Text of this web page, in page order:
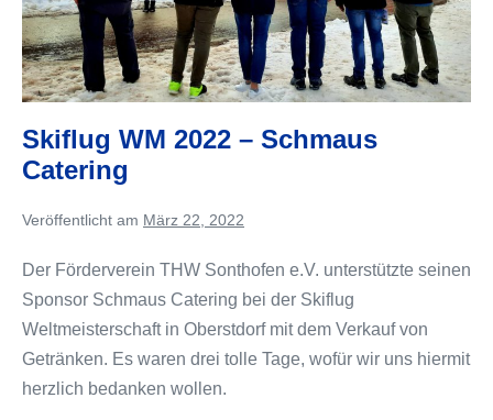
Skiflug WM 2022 – Schmaus
Catering
Veröffentlicht am März 22, 2022
Der Förderverein THW Sonthofen e.V. unterstützte seinen
Sponsor Schmaus Catering bei der Skiflug
Weltmeisterschaft in Oberstdorf mit dem Verkauf von
Getränken. Es waren drei tolle Tage, wofür wir uns hiermit
herzlich bedanken wollen.